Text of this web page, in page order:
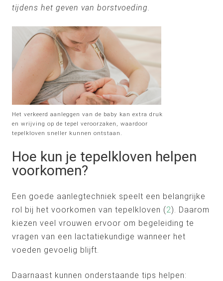
tijdens het geven van borstvoeding.
Het verkeerd aanleggen van de baby kan extra druk
en wrijving op de tepel veroorzaken, waardoor
tepelkloven sneller kunnen ontstaan.
Hoe kun je tepelkloven helpen
voorkomen?
Een goede aanlegtechniek speelt een belangrijke
rol bij het voorkomen van tepelkloven (2). Daarom
kiezen veel vrouwen ervoor om begeleiding te
vragen van een lactatiekundige wanneer het
voeden gevoelig blijft.
Daarnaast kunnen onderstaande tips helpen: